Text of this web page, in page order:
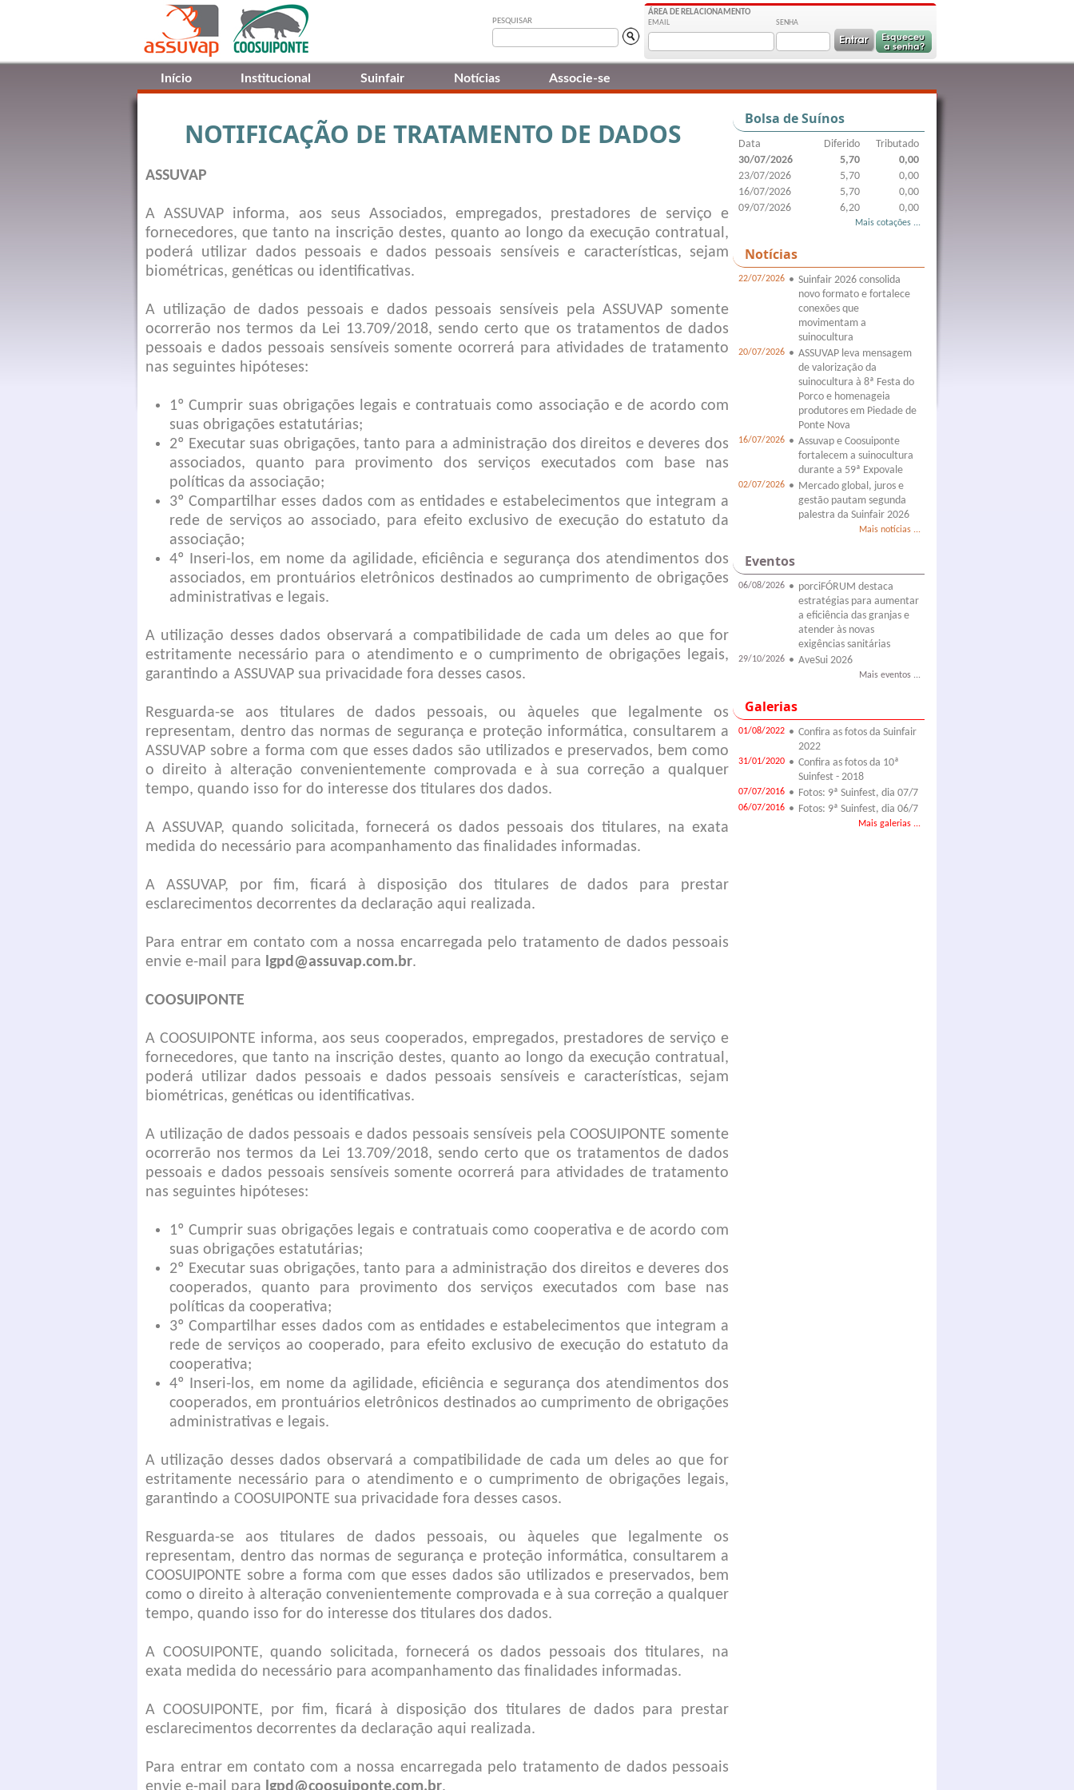
ÁREA DE RELACIONAMENTO
EMAIL
SENHA
PESQUISAR
Início Institucional Suinfair Notícias Associe-se
Bolsa de Suínos
Data Diferido
Tributado
30/07/2026
5,70
0,00
23/07/2026
5,70
0,00
16/07/2026
5,70
0,00
09/07/2026
6,20 0,00
Mais cotações ...
Notícias
22/07/2026 • Suinfair 2026 consolida
novo formato e fortalece
conexões que
movimentam a
suinocultura
20/07/2026 • ASSUVAP leva mensagem
de valorização da
suinocultura à 8ª Festa do
Porco e homenageia
produtores em Piedade de
Ponte Nova
16/07/2026 • Assuvap e Coosuiponte
fortalecem a suinocultura
durante a 59ª Expovale
02/07/2026 • Mercado global, juros e
gestão pautam segunda
palestra da Suinfair 2026
Mais notícias ...
Eventos
06/08/2026 • porciFÓRUM destaca
estratégias para aumentar
a eficiência das granjas e
atender às novas
exigências sanitárias
29/10/2026 • AveSui 2026
Mais eventos ...
Galerias
01/08/2022 • Confira as fotos da Suinfair
2022
31/01/2020 • Confira as fotos da 10ª
Suinfest - 2018
07/07/2016 • Fotos: 9ª Suinfest, dia 07/7
06/07/2016 • Fotos: 9ª Suinfest, dia 06/7
Mais galerias ...
NOTIFICAÇÃO DE TRATAMENTO DE DADOS
ASSUVAP
A ASSUVAP informa, aos seus Associados, empregados, prestadores de serviço e
fornecedores, que tanto na inscrição destes, quanto ao longo da execução contratual,
poderá utilizar dados pessoais e dados pessoais sensíveis e características, sejam
biométricas, genéticas ou identificativas.
A utilização de dados pessoais e dados pessoais sensíveis pela ASSUVAP somente
ocorrerão nos termos da Lei 13.709/2018, sendo certo que os tratamentos de dados
pessoais e dados pessoais sensíveis somente ocorrerá para atividades de tratamento
nas seguintes hipóteses:
1º Cumprir suas obrigações legais e contratuais como associação e de acordo com
suas obrigações estatutárias;
2º Executar suas obrigações, tanto para a administração dos direitos e deveres dos
associados, quanto para provimento dos serviços executados com base nas
políticas da associação;
3º Compartilhar esses dados com as entidades e estabelecimentos que integram a
rede de serviços ao associado, para efeito exclusivo de execução do estatuto da
associação;
4º Inseri-los, em nome da agilidade, eficiência e segurança dos atendimentos dos
associados, em prontuários eletrônicos destinados ao cumprimento de obrigações
administrativas e legais.
A utilização desses dados observará a compatibilidade de cada um deles ao que for
estritamente necessário para o atendimento e o cumprimento de obrigações legais,
garantindo a ASSUVAP sua privacidade fora desses casos.
Resguarda-se aos titulares de dados pessoais, ou àqueles que legalmente os
representam, dentro das normas de segurança e proteção informática, consultarem a
ASSUVAP sobre a forma com que esses dados são utilizados e preservados, bem como
o direito à alteração convenientemente comprovada e à sua correção a qualquer
tempo, quando isso for do interesse dos titulares dos dados.
A ASSUVAP, quando solicitada, fornecerá os dados pessoais dos titulares, na exata
medida do necessário para acompanhamento das finalidades informadas.
A ASSUVAP, por fim, ficará à disposição dos titulares de dados para prestar
esclarecimentos decorrentes da declaração aqui realizada.
Para entrar em contato com a nossa encarregada pelo tratamento de dados pessoais
envie e-mail para lgpd@assuvap.com.br.
COOSUIPONTE
A COOSUIPONTE informa, aos seus cooperados, empregados, prestadores de serviço e
fornecedores, que tanto na inscrição destes, quanto ao longo da execução contratual,
poderá utilizar dados pessoais e dados pessoais sensíveis e características, sejam
biométricas, genéticas ou identificativas.
A utilização de dados pessoais e dados pessoais sensíveis pela COOSUIPONTE somente
ocorrerão nos termos da Lei 13.709/2018, sendo certo que os tratamentos de dados
pessoais e dados pessoais sensíveis somente ocorrerá para atividades de tratamento
nas seguintes hipóteses:
1º Cumprir suas obrigações legais e contratuais como cooperativa e de acordo com
suas obrigações estatutárias;
2º Executar suas obrigações, tanto para a administração dos direitos e deveres dos
cooperados, quanto para provimento dos serviços executados com base nas
políticas da cooperativa;
3º Compartilhar esses dados com as entidades e estabelecimentos que integram a
rede de serviços ao cooperado, para efeito exclusivo de execução do estatuto da
cooperativa;
4º Inseri-los, em nome da agilidade, eficiência e segurança dos atendimentos dos
cooperados, em prontuários eletrônicos destinados ao cumprimento de obrigações
administrativas e legais.
A utilização desses dados observará a compatibilidade de cada um deles ao que for
estritamente necessário para o atendimento e o cumprimento de obrigações legais,
garantindo a COOSUIPONTE sua privacidade fora desses casos.
Resguarda-se aos titulares de dados pessoais, ou àqueles que legalmente os
representam, dentro das normas de segurança e proteção informática, consultarem a
COOSUIPONTE sobre a forma com que esses dados são utilizados e preservados, bem
como o direito à alteração convenientemente comprovada e à sua correção a qualquer
tempo, quando isso for do interesse dos titulares dos dados.
A COOSUIPONTE, quando solicitada, fornecerá os dados pessoais dos titulares, na
exata medida do necessário para acompanhamento das finalidades informadas.
A COOSUIPONTE, por fim, ficará à disposição dos titulares de dados para prestar
esclarecimentos decorrentes da declaração aqui realizada.
Para entrar em contato com a nossa encarregada pelo tratamento de dados pessoais
envie e-mail para lgpd@coosuiponte.com.br.